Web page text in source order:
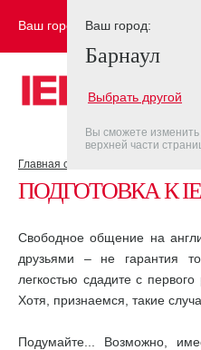
Ваш город: БАРНАУЛ
Главная страница
ПОДГОТОВКА К
Свободное общение на
друзьями – не гарантия
легкостью сдадите с первого
Хотя, признаемся, такие
Подумайте... Возможно,
Ваш город:
Барнаул
Выбрать другой
Вы сможете
верхней части